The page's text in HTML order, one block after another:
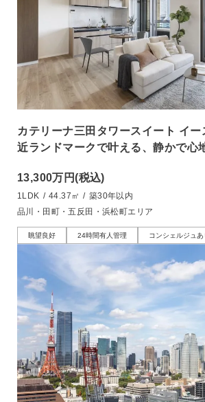
カテリーナ三田タワースイート イ
近ランドマークで叶える、静かで心
13,300万円(税込)
1LDK / 44.37㎡ / 築30年以内
品川・田町・五反田・浜松町エリア
眺望良好 24時間有人管理 コンシェルジュあ